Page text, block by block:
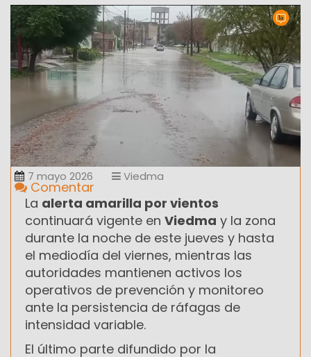
7 mayo 2026 Viedma
Comentar
La alerta amarilla por vientos
continuará vigente en Viedma y la zona
durante la noche de este jueves y hasta
el mediodía del viernes, mientras las
autoridades mantienen activos los
operativos de prevención y monitoreo
ante la persistencia de ráfagas de
intensidad variable.
El último parte difundido por la